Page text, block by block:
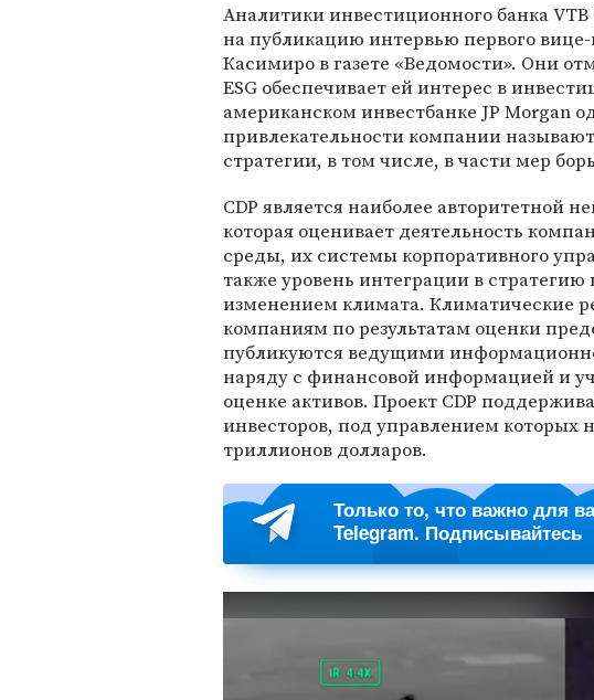
Аналитики инвестиционного банка
на публикацию интервью первого
Касимиро в газете «Ведомости». Они
ESG обеспечивает ей интерес в
американском инвестбанке JP Morgan
привлекательности компании
стратегии, в том числе, в части мер
CDP является наиболее авторитетной
которая оценивает деятельность
среды, их системы корпоративного
также уровень интеграции в стратегию
изменением климата. Климатические
компаниям по результатам оценки
публикуются ведущими
наряду с финансовой информацией и
оценке активов. Проект CDP
инвесторов, под управлением которых
триллионов долларов.
Только то, что важно для
Telegram. Подписывайтесь